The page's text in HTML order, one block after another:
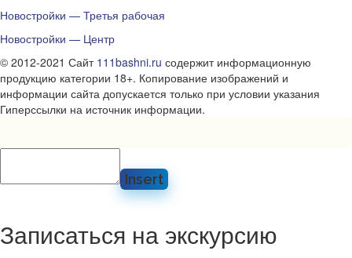
Новостройки — Третья рабочая
Новостройки — Центр
© 2012-2021 Сайт 111bashni.ru содержит информационную
продукцию категории 18+. Копирование изображений и
информации сайта допускается только при условии указания
Гиперссылки на источник информации.
Insert
Записаться на экскурсию